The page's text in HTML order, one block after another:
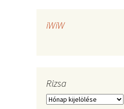
iWiW
Rizsa
Rizsa